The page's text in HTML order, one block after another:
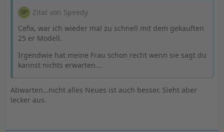
Zitat von Speedy
Cefix, war ich wieder mal zu schnell mit dem gekauften
25 er Modell.
Irgendwie hat meine Frau schon recht wenn sie sagt du
kannst nichts erwarten….
Abwarten…nicht alles Neues ist auch besser. Sieht aber
lecker aus.